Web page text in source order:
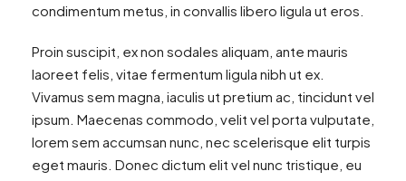
condimentum metus, in convallis libero ligula ut eros.
Proin suscipit, ex non sodales aliquam, ante mauris
laoreet felis, vitae fermentum ligula nibh ut ex.
Vivamus sem magna, iaculis ut pretium ac, tincidunt vel
ipsum. Maecenas commodo, velit vel porta vulputate,
lorem sem accumsan nunc, nec scelerisque elit turpis
eget mauris. Donec dictum elit vel nunc tristique, eu